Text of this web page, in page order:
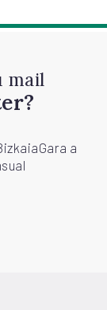
mail
a